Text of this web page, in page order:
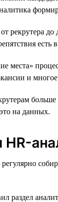
рекрутера до
есть
места»
и многое
на данных.